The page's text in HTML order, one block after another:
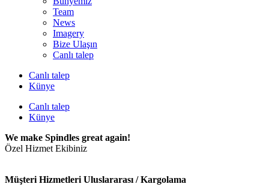
Team
News
Imagery
Bize Ulaşın
Canlı talep
Canlı talep
Künye
Canlı talep
Künye
We make Spindles great again!
Özel Hizmet Ekibiniz
Müşteri Hizmetleri Uluslararası / Kargolama